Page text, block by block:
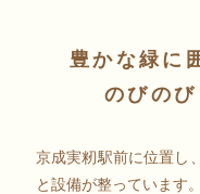
豊かな緑に
のびの
京成実籾駅前に位置し
と設備が整っています。